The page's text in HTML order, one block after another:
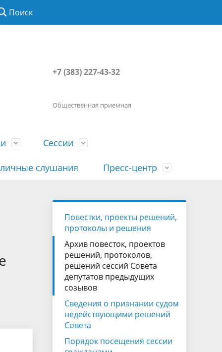
Поиск
+7 (383) 227-43-32
Общественная приемная
История
Муниципальная служба
Объявления
Сессии
Порядок посещения сессии
гражданами
Сведения о доходах, расходах, об
имуществе, обязательствах
имущественного характера
Информационные материалы
слушания Пресс-центр
Наша "Прямая линия"
Повестки, проекты решений,
протоколы и решения
Архив повесток, проектов
решений, протоколов,
решений сессий Совета
депутатов предыдущих
созывов
Сведения о признании судом
недействующими решений
Совета
Порядок посещения сессии